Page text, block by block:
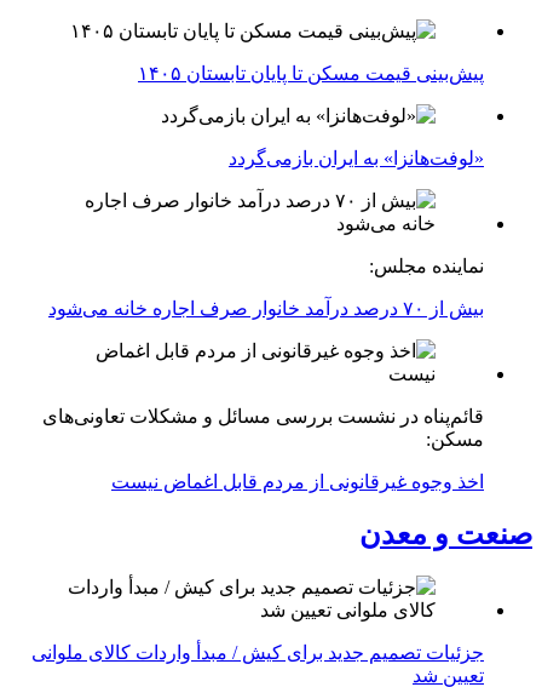
پیش‌بینی قیمت مسکن تا پایان تابستان ۱۴۰۵
«لوفت‌هانزا» به ایران بازمی‌گردد
نماینده مجلس:
بیش از ۷۰ درصد درآمد خانوار صرف اجاره خانه می‌شود
قائم‌پناه در نشست بررسی مسائل و مشکلات تعاونی‌های
مسکن:
اخذ وجوه غیرقانونی از مردم قابل اغماض نیست
صنعت و معدن
جزئیات تصمیم جدید برای کیش / مبدأ واردات کالای ملوانی
تعیین شد